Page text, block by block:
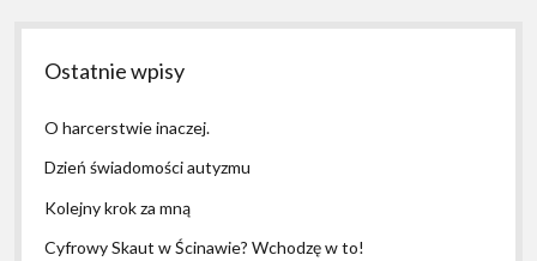
Ostatnie wpisy
O harcerstwie inaczej.
Dzień świadomości autyzmu
Kolejny krok za mną
Cyfrowy Skaut w Ścinawie? Wchodzę w to!